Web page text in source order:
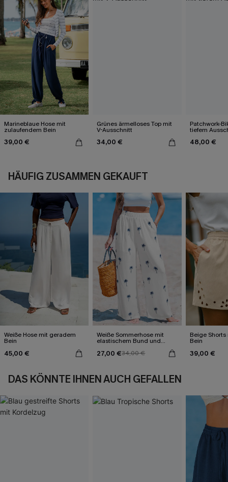
Marineblaue Hose mit
zulaufendem Bein
39,00 €
Grünes ärmelloses Top mit
V-Ausschnitt
34,00 €
Patchwork-
tiefem
48,00 €
HÄUFIG ZUSAMMEN GEKAUFT
Weiße Hose mit geradem
Bein
45,00 €
Weiße Sommerhose mit
elastischem Bund und
27,00 €34,00 €
Beige
Bein
39,00 €
DAS KÖNNTE IHNEN AUCH GEFALLEN